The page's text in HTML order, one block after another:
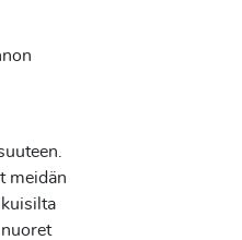
meidän